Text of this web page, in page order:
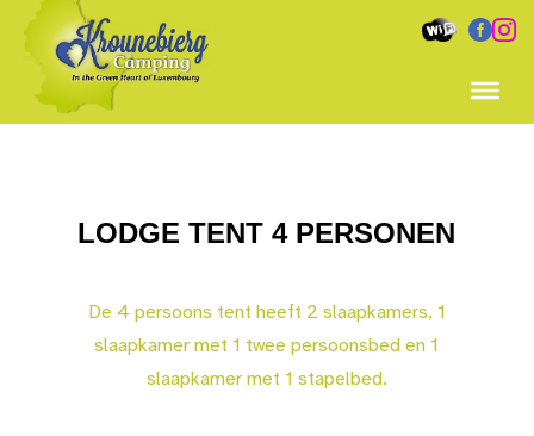

LODGE TENT 4 PERSONEN
De 4 persoons tent heeft 2 slaapkamers, 1
slaapkamer met 1 twee persoonsbed en 1
slaapkamer met 1 stapelbed.